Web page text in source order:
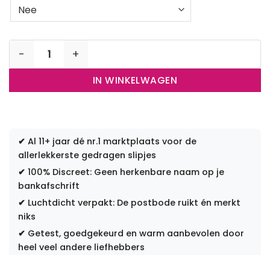
IN WINKELWAGEN
✔ Al 11+ jaar dé nr.1 marktplaats voor de
allerlekkerste gedragen slipjes
✔ 100% Discreet: Geen herkenbare naam op je
bankafschrift
✔ Luchtdicht verpakt: De postbode ruikt én merkt
niks
✔ Getest, goedgekeurd en warm aanbevolen door
heel veel andere liefhebbers